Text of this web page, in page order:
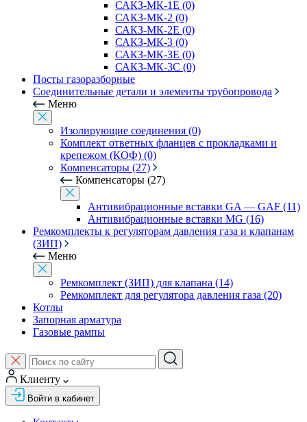
САКЗ-МК-1Е (0)
САКЗ-МК-2 (0)
САКЗ-МК-2Е (0)
САКЗ-МК-3 (0)
САКЗ-МК-3Е (0)
САКЗ-МК-3С (0)
Посты газоразборные
Соединительные детали и элементы трубопровода
Меню
Изолирующие соединения (0)
Комплект ответных фланцев с прокладками и
крепежом (КОФ) (0)
Компенсаторы (27)
Компенсаторы (27)
Антивибрационные вставки GA — GAF (11)
Антивибрационные вставки MG (16)
Ремкомплекты к регуляторам давления газа и клапанам
(ЗИП)
Меню
Ремкомплект (ЗИП) для клапана (14)
Ремкомплект для регулятора давления газа (20)
Котлы
Запорная арматура
Газовые рампы
Клиенту
Войти в кабинет